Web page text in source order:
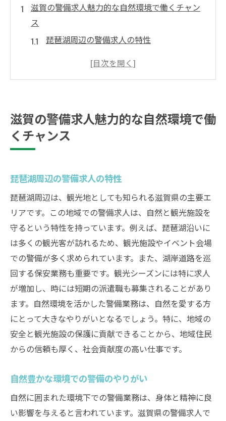
滋賀の警備求人魅力的な自然環境で働くチャン
ス
琵琶湖周辺の警備求人の特性
自然豊かな環境での警備のやりがい
警備業界でのキャリアアップの可能性
福岡の警備求人都市部での安全守るやりがい
都市部特有の警備のニーズ
福岡での警備求人の探し方
求人サイトで探す福岡の警備求人
都市部の警備求人に求められる能力
福岡での警備業界の将来性
警備の求人滋賀での特徴と探し方を解説
滋賀の警備求人の種類と特徴
効果的な求人情報収集の方法
地元の求人サイトの活用法
滋賀での警備求人の応募ポイント
警備職に必要な資格と取得方法
福岡県での警備求人観光地での需要増加
観光地の警備求人の増加要因
福岡の観光地での警備の役割
滋賀の警備求人魅力的な自然環境で働
くチャンス
琵琶湖周辺の警備求人の特性
琵琶湖周辺は、観光地としても知られる滋賀県の主要エ
リアです。この地域での警備求人は、自然と観光施設を
守るという特性を持っています。例えば、琵琶湖沿いに
は多くの観光客が訪れるため、観光施設やイベント会場
での警備が多く求められています。また、湖岸道路を巡
回する保安業務も重要です。観光シーズンには特に求人
が増加し、時には短期の派遣職も募集されることがあり
ます。自然環境を活かした警備業務は、自然を愛する方
にとって大きなやりがいとなるでしょう。特に、地域の
安全と観光施設の保護に貢献できることから、地域住民
からの信頼も厚く、社会貢献度の高い仕事です。
自然豊かな環境での警備のやりがい
自然に囲まれた環境下での警備業務は、身体と精神に良
い影響を与えると言われています。滋賀県の警備求人で